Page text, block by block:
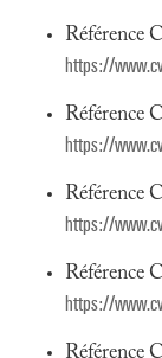
Référence
https://
Référence
https://
Référence
https://
Référence
https://
Référence